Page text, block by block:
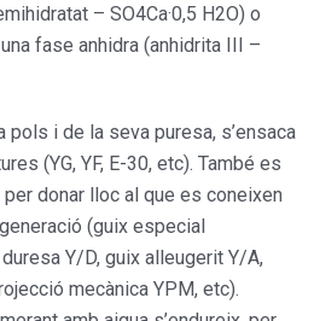
– SO4Ca·0,5 H2O) o
fase anhidra (anhidrita III –
pols i de la seva puresa, s’ensaca
(YG, YF, E-30, etc). També es
donar lloc al que es coneixen
(guix especial
duresa Y/D, guix alleugerit Y/A,
mecànica YPM, etc).